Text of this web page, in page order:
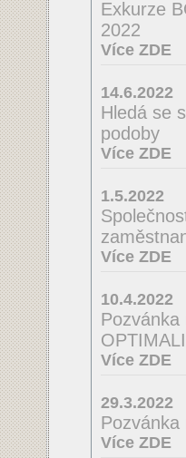
Exkurze
2022
Více ZDE
14.6.2022
Hledá se
podoby
Více ZDE
1.5.2022
Více ZDE
10.4.2022
Pozvánka
Více ZDE
29.3.2022
Pozvánka
Více ZDE